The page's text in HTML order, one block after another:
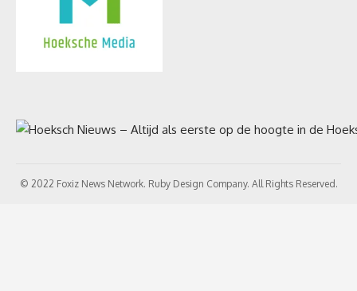
© 2022 Foxiz News Network. Ruby Design Company. All Rights Reserved.